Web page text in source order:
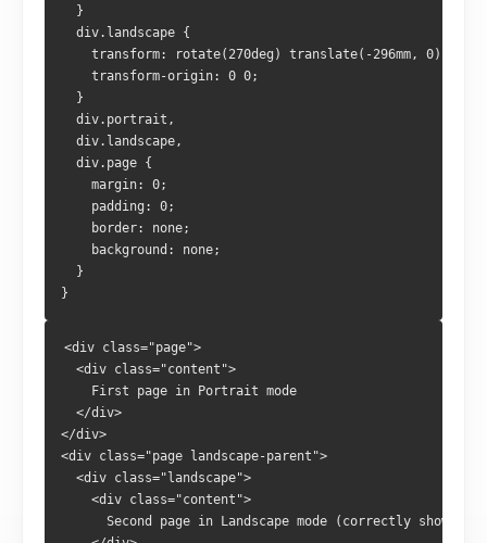
  }
  div.landscape {
    transform: rotate(270deg) translate(-296mm, 0);
    transform-origin: 0 0;
  }
  div.portrait,
  div.landscape,
  div.page {
    margin: 0;
    padding: 0;
    border: none;
    background: none;
  }
}
<div class="page">
  <div class="content">
    First page in Portrait mode
  </div>
</div>
<div class="page landscape-parent">
  <div class="landscape">
    <div class="content">
Second page in Landscape mode (correctly shows